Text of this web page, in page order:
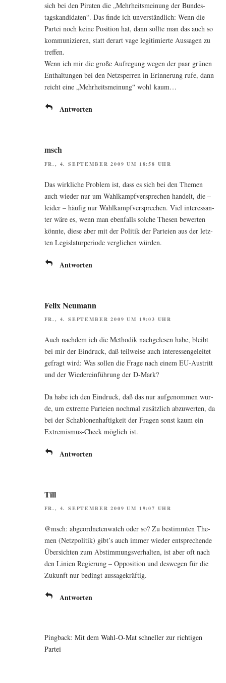
sich bei den Pira­ten die „Mehr­heits­mei­nung der Bun­des­
tags­kan­di­da­ten“. Das fin­de ich unver­ständ­lich: Wenn die
Par­tei noch kei­ne Posi­ti­on hat, dann soll­te man das auch so
kom­mu­ni­zie­ren, statt der­art vage legi­ti­mier­te Aus­sa­gen zu
treffen.
Wenn ich mir die gro­ße Auf­re­gung wegen der paar grü­nen
Ent­hal­tun­gen bei den Netz­sper­ren in Erin­ne­rung rufe, dann
reicht eine „Mehr­heits­mei­nung“ wohl kaum…
Antworten
msch
FR., 4. SEPTEMBER 2009 UM 18:58 UHR
Das wirk­li­che Pro­blem ist, dass es sich bei den The­men
auch wie­der nur um Wahl­kampf­ver­spre­chen han­delt, die –
lei­der – häu­fig nur Wahl­kampf­ver­spre­chen. Viel inter­es­san­
ter wäre es, wenn man eben­falls sol­che The­sen bewer­ten
könn­te, die­se aber mit der Poli­tik der Par­tei­en aus der letz­
ten Legis­la­tur­pe­ri­ode ver­gli­chen würden.
Antworten
Felix Neumann
FR., 4. SEPTEMBER 2009 UM 19:03 UHR
Auch nach­dem ich die Metho­dik nach­ge­le­sen habe, bleibt
bei mir der Ein­druck, daß teil­wei­se auch inter­es­sen­ge­lei­tet
gefragt wird: Was sol­len die Fra­ge nach einem EU-Aus­tritt
und der Wie­der­ein­füh­rung der D‑Mark?
Da habe ich den Ein­druck, daß das nur auf­ge­nom­men wur­
de, um extre­me Par­tei­en noch­mal zusätz­lich abzu­wer­ten, da
bei der Scha­blo­nen­haf­tig­keit der Fra­gen sonst kaum ein
Extre­mis­mus-Check mög­lich ist.
Antworten
Till
FR., 4. SEPTEMBER 2009 UM 19:07 UHR
@msch: abge­ord­ne­ten­watch oder so? Zu bestimm­ten The­
men (Netz­po­li­tik) gibt’s auch immer wie­der ent­spre­chen­de
Über­sich­ten zum Abstim­mungs­ver­hal­ten, ist aber oft nach
den Lini­en Regie­rung – Oppo­si­ti­on und des­we­gen für die
Zukunft nur bedingt aussagekräftig.
Antworten
Pingback: Mit dem Wahl-O-Mat schneller zur richtigen
Partei